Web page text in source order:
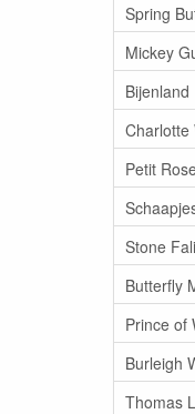
Spring
Mickey
Bijenland
Charlotte
Petit
Stone
Butterfly
Prince of
Burleigh
Thomas